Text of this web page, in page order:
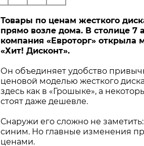
Товары по ценам жесткого
прямо возле дома. В столице 7
компания «Евроторг» открыла
«Хит! Дисконт».
Он объединяет удобство
ценовой моделью жесткого
здесь как в «Грошыке», а
стоят даже дешевле.
Снаружи его сложно не
синим. Но главные изменения
ценами.